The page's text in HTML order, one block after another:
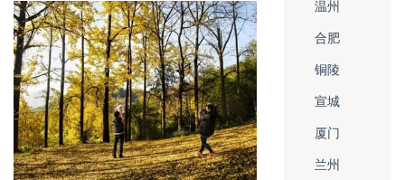
温州
合肥
铜陵
宣城
厦门
兰州